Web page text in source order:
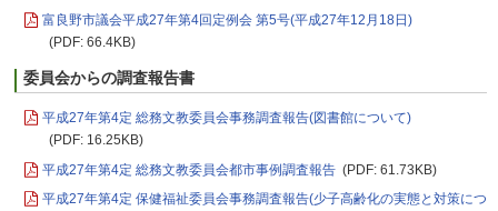
富良野市議会平成27年第4回定例会 第5号(平成27年12月18日)
(PDF: 66.4KB)
委員会からの調査報告書
平成27年第4定 総務文教委員会事務調査報告(図書館について)
(PDF: 16.25KB)
平成27年第4定 総務文教委員会都市事例調査報告 (PDF: 61.73KB)
平成27年第4定 保健福祉委員会事務調査報告(少子高齢化の実態と対策につ